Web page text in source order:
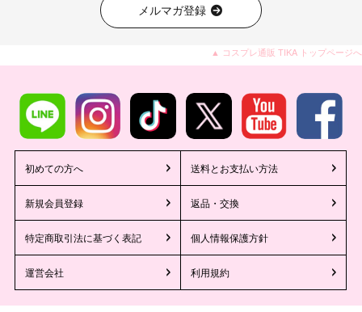
メルマガ登録
▲ コスプレ通販 TIKA トップページへ
初めての方へ 送料とお支払い方法
新規会員登録 返品・交換
特定商取引法に基づく表記 個人情報保護方針
運営会社 利用規約